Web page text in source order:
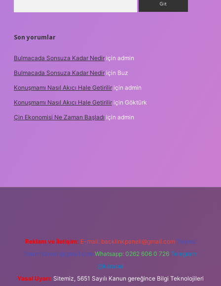
Son yorumlar
Bulmacada Sonsuza Kadar Nedir için admin
Bulmacada Sonsuza Kadar Nedir için Buz
Konuşmamı Nasıl Akıcı Hale Getirilir için admin
Konuşmamı Nasıl Akıcı Hale Getirilir için Göktürk
Çin Ekonomisi Ne Zaman Başladı için admin
Reklam ve İletişim: E-mail: backlinkpaneli@gmail.com Teams:
forumhizmeti@gmail.com Whatsapp: 0262 606 0 726 Telegram:
@karabul
Yasal Uyarı: Sitemiz, 5651 Sayılı Kanun gereğince Bilgi Teknolojileri